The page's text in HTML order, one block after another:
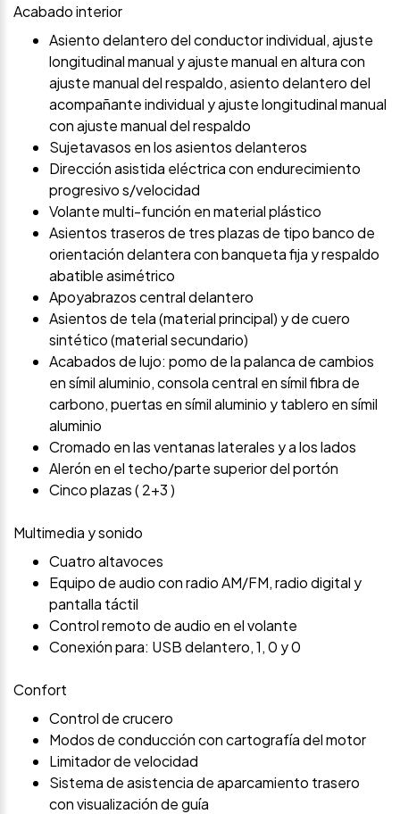
Acabado interior
Asiento delantero del conductor individual, ajuste
longitudinal manual y ajuste manual en altura con
ajuste manual del respaldo, asiento delantero del
acompañante individual y ajuste longitudinal manual
con ajuste manual del respaldo
Sujetavasos en los asientos delanteros
Dirección asistida eléctrica con endurecimiento
progresivo s/velocidad
Volante multi-función en material plástico
Asientos traseros de tres plazas de tipo banco de
orientación delantera con banqueta fija y respaldo
abatible asimétrico
Apoyabrazos central delantero
Asientos de tela (material principal) y de cuero
sintético (material secundario)
Acabados de lujo: pomo de la palanca de cambios
en símil aluminio, consola central en símil fibra de
carbono, puertas en símil aluminio y tablero en símil
aluminio
Cromado en las ventanas laterales y a los lados
Alerón en el techo/parte superior del portón
Cinco plazas ( 2+3 )
Multimedia y sonido
Cuatro altavoces
Equipo de audio con radio AM/FM, radio digital y
pantalla táctil
Control remoto de audio en el volante
Conexión para: USB delantero, 1, 0 y 0
Confort
Control de crucero
Modos de conducción con cartografía del motor
Limitador de velocidad
Sistema de asistencia de aparcamiento trasero
con visualización de guía